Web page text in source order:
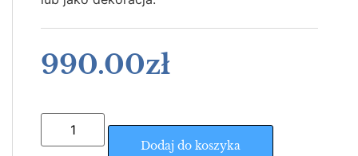
990.00zł
Dodaj do koszyka